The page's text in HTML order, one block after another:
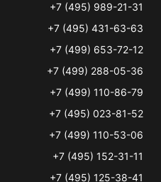
+7 (495) 989-21-31
+7 (495) 431-63-63
+7 (499) 653-72-12
+7 (499) 288-05-36
+7 (499) 110-86-79
+7 (495) 023-81-52
+7 (499) 110-53-06
+7 (495) 152-31-11
+7 (495) 125-38-41